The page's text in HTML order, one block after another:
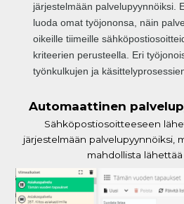
järjestelmään palvelupyynnöiksi.
luoda omat työjononsa, näin
oikeille tiimeille
kriteerien perusteella. Eri
työnkulkujen ja
Automaattinen
Sähköpostiosoitteeseen
järjestelmään palvelupyynnöiksi,
mahdollista lähettää